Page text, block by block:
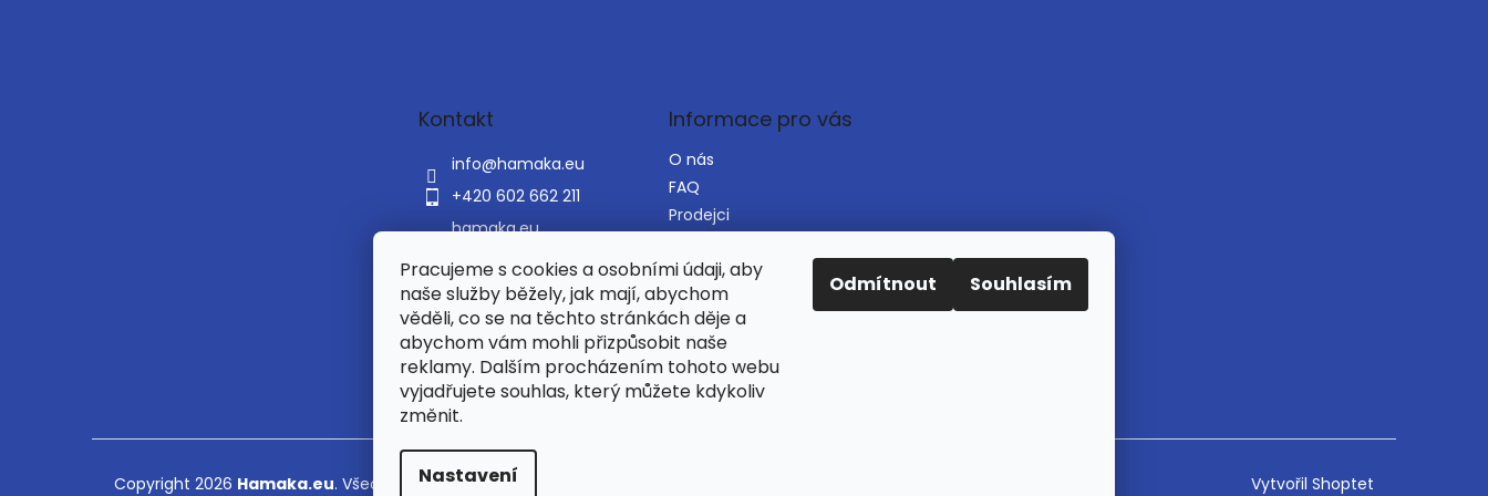
Pracujeme s cookies a osobními údaji, aby
naše služby běžely, jak mají, abychom
věděli, co se na těchto stránkách děje a
abychom vám mohli přizpůsobit naše
reklamy. Dalším procházením tohoto webu
vyjadřujete souhlas, který můžete kdykoliv
změnit.
Nastavení
Odmítnout Souhlasím
Kontakt
info@hamaka.eu
+420 602 662 211
hamaka.eu
hamaka_houpaci_sit
e
Informace pro vás
O nás
FAQ
Prodejci
Napište nám
Mapa serveru
Najdete nás i na Alza.cz
Vytvořil Shoptet
Copyright 2026 Hamaka.eu. Všechna práva vyhrazena.